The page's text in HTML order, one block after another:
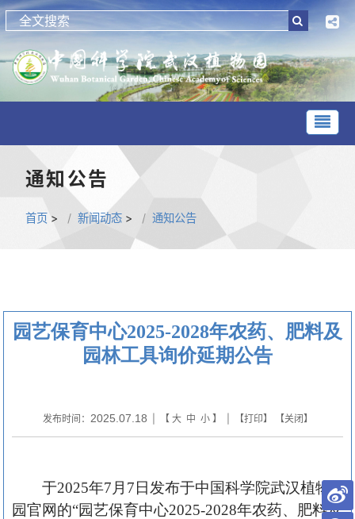
通知公告
首页 > 新闻动态 > 通知公告
园艺保育中心2025-2028年农药、肥料及
园林工具询价延期公告
发布时间： 2025.07.18 | 【 大 中 小】 | 【打印】 【关闭】
于2025年7月7日发布于中国科学院武汉植物
园官网的“园艺保育中心2025-2028年农药、肥料及